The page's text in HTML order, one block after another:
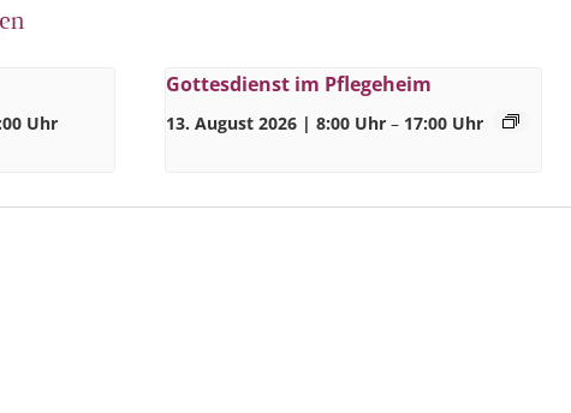
Uhr
Gottesdienst im Pflegeheim
13. August 2026 | 8:00 Uhr – 17:00 Uhr